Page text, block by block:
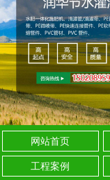
网站首页
工程案例